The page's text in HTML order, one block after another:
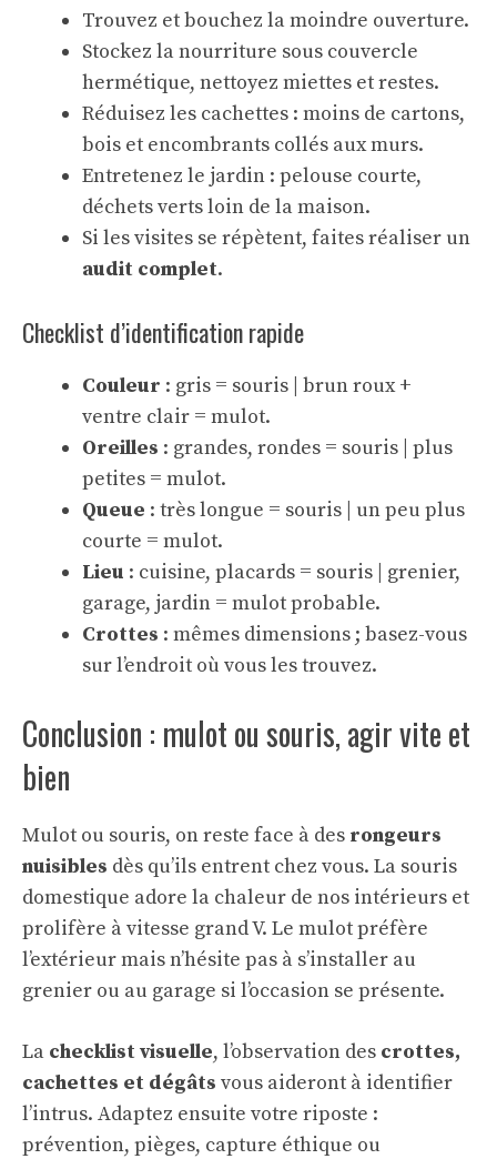
Trouvez et bouchez la moindre ouverture.
Stockez la nourriture sous couvercle
hermétique, nettoyez miettes et restes.
Réduisez les cachettes : moins de cartons,
bois et encombrants collés aux murs.
Entretenez le jardin : pelouse courte,
déchets verts loin de la maison.
Si les visites se répètent, faites réaliser un
audit complet.
Checklist d’identification rapide
Couleur : gris = souris | brun roux +
ventre clair = mulot.
Oreilles : grandes, rondes = souris | plus
petites = mulot.
Queue : très longue = souris | un peu plus
courte = mulot.
Lieu : cuisine, placards = souris | grenier,
garage, jardin = mulot probable.
Crottes : mêmes dimensions ; basez-vous
sur l’endroit où vous les trouvez.
Conclusion : mulot ou souris, agir vite et
bien
Mulot ou souris, on reste face à des rongeurs
nuisibles dès qu’ils entrent chez vous. La souris
domestique adore la chaleur de nos intérieurs et
prolifère à vitesse grand V. Le mulot préfère
l’extérieur mais n’hésite pas à s’installer au
grenier ou au garage si l’occasion se présente.
La checklist visuelle, l’observation des crottes,
cachettes et dégâts vous aideront à identifier
l’intrus. Adaptez ensuite votre riposte :
prévention, pièges, capture éthique ou